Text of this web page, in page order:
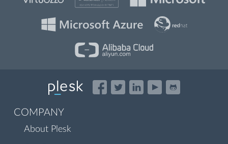
COMPANY
About Plesk